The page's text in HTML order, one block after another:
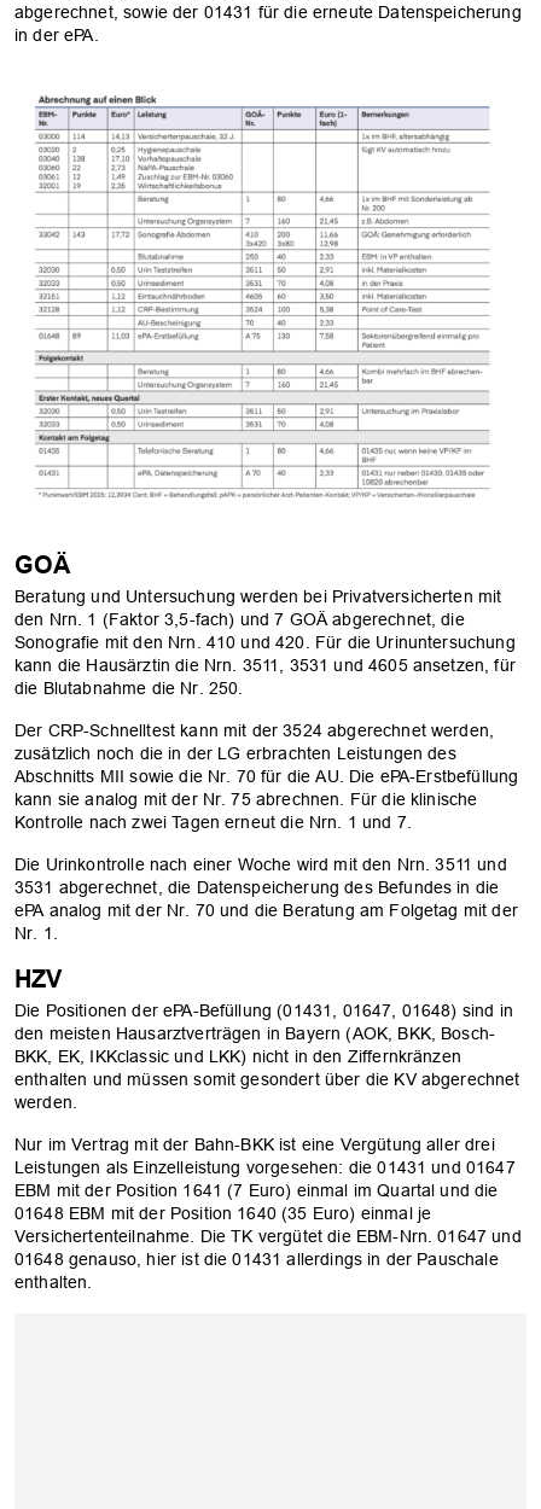
abgerechnet, sowie der 01431 für die erneute Datenspeicherung
in der ePA.
GOÄ
Beratung und Untersuchung werden bei Privatversicherten mit
den Nrn. 1 (Faktor 3,5-fach) und 7 GOÄ abgerechnet, die
Sonografie mit den Nrn. 410 und 420. Für die Urinuntersuchung
kann die Hausärztin die Nrn. 3511, 3531 und 4605 ansetzen, für
die Blutabnahme die Nr. 250.
Der CRP-Schnelltest kann mit der 3524 abgerechnet werden,
zusätzlich noch die in der LG erbrachten Leistungen des
Abschnitts MII sowie die Nr. 70 für die AU. Die ePA-Erstbefüllung
kann sie analog mit der Nr. 75 abrechnen. Für die klinische
Kontrolle nach zwei Tagen erneut die Nrn. 1 und 7.
Die Urinkontrolle nach einer Woche wird mit den Nrn. 3511 und
3531 abgerechnet, die Datenspeicherung des Befundes in die
ePA analog mit der Nr. 70 und die Beratung am Folgetag mit der
Nr. 1.
HZV
Die Positionen der ePA-Befüllung (01431, 01647, 01648) sind in
den meisten Hausarztverträgen in Bayern (AOK, BKK, Bosch-
BKK, EK, IKKclassic und LKK) nicht in den Ziffernkränzen
enthalten und müssen somit gesondert über die KV abgerechnet
werden.
Nur im Vertrag mit der Bahn-BKK ist eine Vergütung aller drei
Leistungen als Einzelleistung vorgesehen: die 01431 und 01647
EBM mit der Position 1641 (7 Euro) einmal im Quartal und die
01648 EBM mit der Position 1640 (35 Euro) einmal je
Versichertenteilnahme. Die TK vergütet die EBM-Nrn. 01647 und
01648 genauso, hier ist die 01431 allerdings in der Pauschale
enthalten.